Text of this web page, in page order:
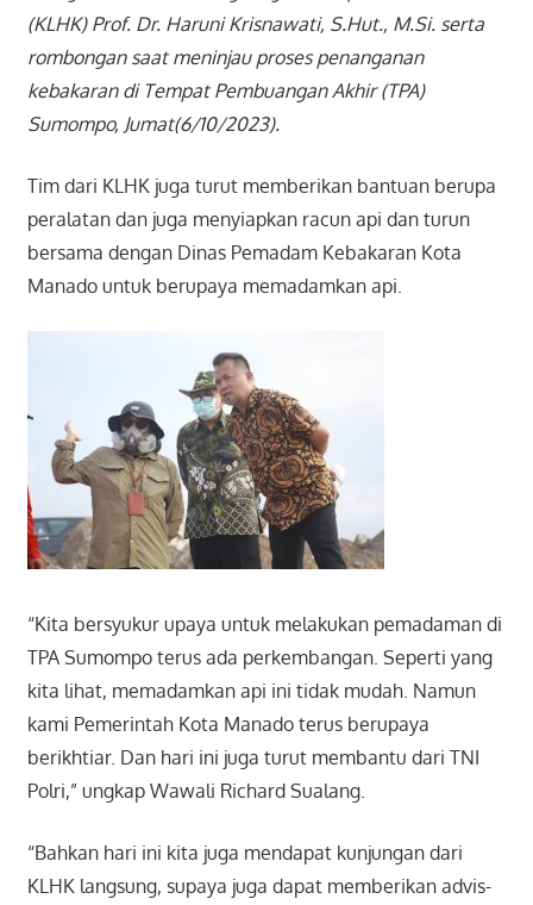
(KLHK) Prof. Dr. Haruni Krisnawati, S.Hut., M.Si. serta
rombongan saat meninjau proses penanganan
kebakaran di Tempat Pembuangan Akhir (TPA)
Sumompo, Jumat(6/10/2023).
Tim dari KLHK juga turut memberikan bantuan berupa
peralatan dan juga menyiapkan racun api dan turun
bersama dengan Dinas Pemadam Kebakaran Kota
Manado untuk berupaya memadamkan api.
“Kita bersyukur upaya untuk melakukan pemadaman di
TPA Sumompo terus ada perkembangan. Seperti yang
kita lihat, memadamkan api ini tidak mudah. Namun
kami Pemerintah Kota Manado terus berupaya
berikhtiar. Dan hari ini juga turut membantu dari TNI
Polri,” ungkap Wawali Richard Sualang.
“Bahkan hari ini kita juga mendapat kunjungan dari
KLHK langsung, supaya juga dapat memberikan advis-